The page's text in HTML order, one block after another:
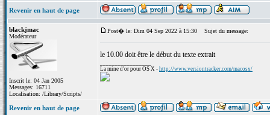
Revenir en haut de page
blackjmac
Modérateur
Inscrit le: 04 Jan 2005
Messages: 16711
Localisation: /Library/Scripts/
Post� le: Dim 04 Sep 2022 à 15:30 Sujet du message:
le 10.00 doit être le début du texte extrait
La mine d'or pour OS X - http://www.versiontracker.com/macosx/
Revenir en haut de page